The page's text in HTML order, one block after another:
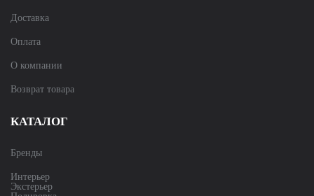
Доставка
Оплата
О компании
Возврат товара
КАТАЛОГ
Бренды
Интерьер
Экстерьер